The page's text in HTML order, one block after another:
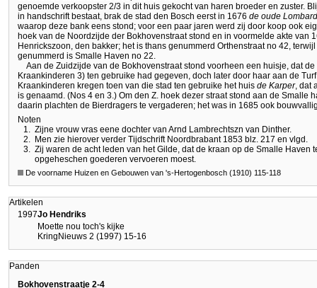
genoemde verkoopster 2/3 in dit huis gekocht van haren broeder en zuster.
in handschrift bestaat, brak de stad den Bosch eerst in 1676 de oude Lombard
waarop deze bank eens stond; voor een paar jaren werd zij door koop ook
hoek van de Noordzijde der Bokhovenstraat stond en in voormelde akte van
Henrickszoon, den bakker; het is thans genummerd Orthenstraat no 42,
genummerd is Smalle Haven no 22.
Aan de Zuidzijde van de Bokhovenstraat stond voorheen een huisje, dat
Kraankinderen 3) ten gebruike had gegeven, doch later door haar aan de
Kraankinderen kregen toen van die stad ten gebruike het huis de Karper, dat
is genaamd. (Nos 4 en 3.) Om den Z. hoek dezer straat stond aan de Smalle
daarin plachten de Bierdragers te vergaderen; het was in 1685 ook
Noten
1. Zijne vrouw vras eene dochter van Arnd Lambrechtszn van Dinther.
2. Men zie hierover verder Tijdschrift Noordbrabant 1853 blz. 217 en vlgd.
3. Zij waren de acht leden van het Gilde, dat de kraan op de Smalle Haven
opgeheschen goederen vervoeren moest.
De voorname Huizen en Gebouwen van 's-Hertogenbosch (1910) 115-118
Artikelen
1997Jo Hendriks
Moette nou toch's kijke
KringNieuws 2 (1997) 15-16
Panden
Bokhovenstraatje 2-4